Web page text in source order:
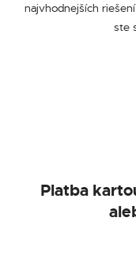
najvhodnejších
ste
Platba